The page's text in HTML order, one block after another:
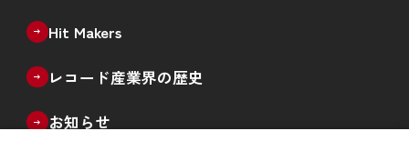
機関誌「The Record」
統計誌「日本のレコード産業」
記念誌
Hit Makers
レコード産業界の歴史
お知らせ